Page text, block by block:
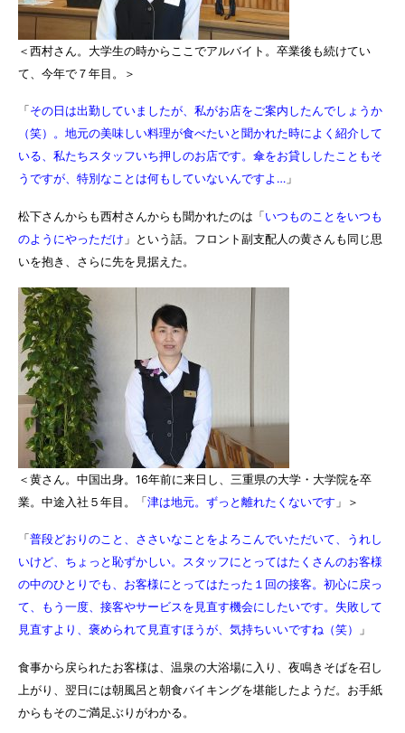
＜西村さん。大学生の時からここでアルバイト。卒業後も続けてい
て、今年で７年目。＞
「 その日は出勤していましたが、私がお店をご案内したんでしょうか
（笑）。地元の美味しい料理が食べたいと聞かれた時によく紹介して
いる、私たちスタッフいち押しのお店です。傘をお貸ししたこともそ
うですが、特別なことは何もしていないんですよ… 」
松下さんからも西村さんからも聞かれたのは「いつものことをいつも
のようにやっただけ 」という話。フロント副支配人の黄さんも同じ思
いを抱き、さらに先を見据えた。
＜黄さん。中国出身。16年前に来日し、三重県の大学・大学院を卒
業。中途入社５年目。「 津は地元。ずっと離れたくないです 」＞
「 普段どおりのこと、ささいなことをよろこんでいただいて、うれし
いけど、ちょっと恥ずかしい。スタッフにとってはたくさんのお客様
の中のひとりでも、お客様にとってはたった１回の接客。初心に戻っ
て、もう一度、接客やサービスを見直す機会にしたいです。失敗して
見直すより、褒められて見直すほうが、気持ちいいですね（笑）
」
食事から戻られたお客様は、温泉の大浴場に入り、夜鳴きそばを召し
上がり、翌日には朝風呂と朝食バイキングを堪能したようだ。お手紙
からもそのご満足ぶりがわかる。